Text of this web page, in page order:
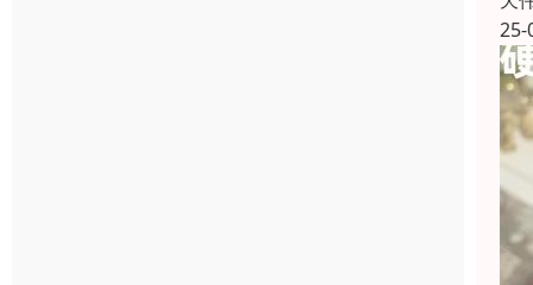
25-